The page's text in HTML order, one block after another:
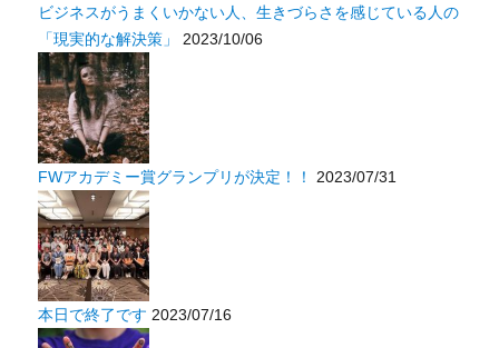
ビジネスがうまくいかない人、生きづらさを感じている人の
「現実的な解決策」
2023/10/06
FWアカデミー賞グランプリが決定！！ 2023/07/31
本日で終了です 2023/07/16